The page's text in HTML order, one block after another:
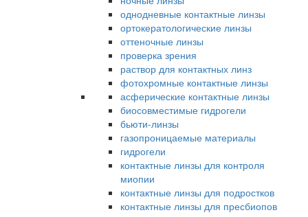
однодневные контактные линзы
ортокератологические линзы
оттеночные линзы
проверка зрения
раствор для контактных линз
фотохромные контактные линзы
асферические контактные линзы
биосовместимые гидрогели
бьюти-линзы
газопроницаемые материалы
гидрогели
контактные линзы для контроля
миопии
контактные линзы для подростков
контактные линзы для пресбиопов